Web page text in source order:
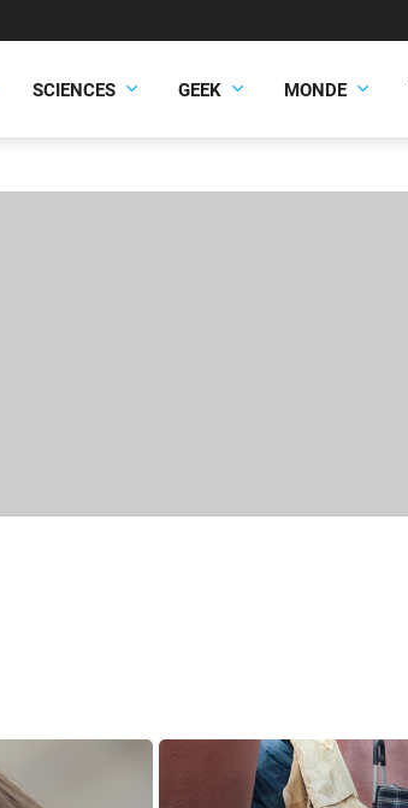
SCIENCES GEEK MONDE